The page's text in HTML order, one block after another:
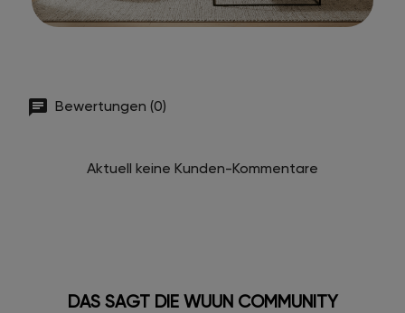
Bewertungen (0)
Aktuell keine Kunden-Kommentare
DAS SAGT DIE WUUN COMMUNITY